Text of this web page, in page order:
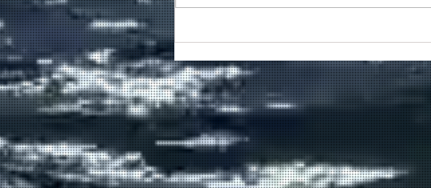
δρομολογεί η ΑΝΕΝΔΥΚ τον
Αύγουστο.